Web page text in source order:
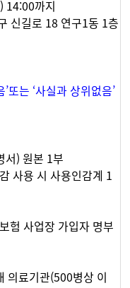
까지
신길로 18 연구1동 1층
또는 ‘사실과 상위없음’
서) 원본 1부
사용 시 사용인감계 1
험 사업장 가입자 명부
료기관(500병상 이